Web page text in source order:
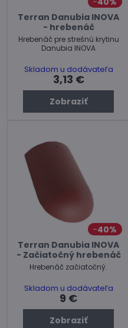
Terran Danubia INOVA
- hrebenáč
Hrebenáč pre strešnú krytinu
Danubia INOVA
Skladom u dodávateľa
3,13 €
Zobraziť
40%
Terran Danubia INOVA
- Začiatočný hrebenáč
Hrebenáč začiatočný.
Skladom u dodávateľa
9 €
Zobraziť